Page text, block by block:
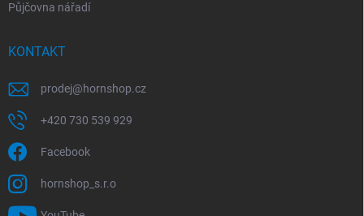
Půjčovna nářadí
KONTAKT
prodej@hornshop.cz
+420 730 539 929
Facebook
hornshop_s.r.o